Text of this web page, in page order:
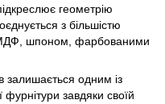
геометрію
з більшістю
шпоном, фарбованими
залишається одним із
завдяки своїй